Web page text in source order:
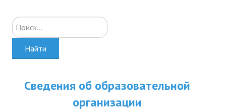
Искать...
Найти
Сведения об образовательной
организации